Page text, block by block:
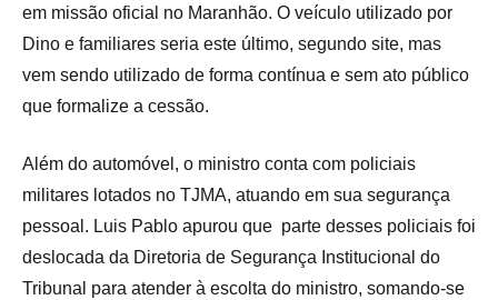
em missão oficial no Maranhão. O veículo utilizado por
Dino e familiares seria este último, segundo site, mas
vem sendo utilizado de forma contínua e sem ato público
que formalize a cessão.
Além do automóvel, o ministro conta com policiais
militares lotados no TJMA, atuando em sua segurança
pessoal. Luis Pablo apurou que parte desses policiais foi
deslocada da Diretoria de Segurança Institucional do
Tribunal para atender à escolta do ministro, somando-se